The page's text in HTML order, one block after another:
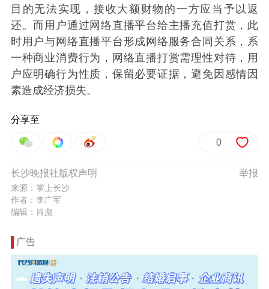
目的无法实现，接收大额财物的一方应当予以返
还。而用户通过网络直播平台给主播充值打赏，此
时用户与网络直播平台形成网络服务合同关系，系
一种商业消费行为，网络直播打赏需理性对待，用
户应明确行为性质，保留必要证据，避免因感情因
素造成经济损失。
分享至
0
举报
长沙晚报社版权声明
来源：掌上长沙
作者：李广军
编辑：肖彪
广告